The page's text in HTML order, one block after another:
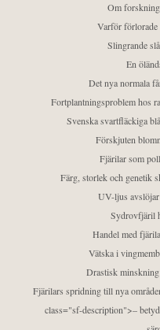
Om
Varför förlorade
Slingrande
En
Det nya normala
Fortplantningsproblem hos
Svenska svartfläckiga
Förskjuten
Fjärilar som
Färg, storlek och genetik
UV-ljus
Sydrovfjäril
Handel med
Vätska i
Drastisk minskning
Fjärilars spridning till nya
class="sf-description">–